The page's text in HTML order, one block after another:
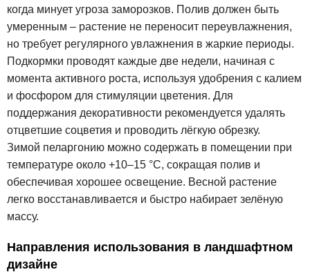
когда минует угроза заморозков. Полив должен быть
умеренным – растение не переносит переувлажнения,
но требует регулярного увлажнения в жаркие периоды.
Подкормки проводят каждые две недели, начиная с
момента активного роста, используя удобрения с калием
и фосфором для стимуляции цветения. Для
поддержания декоративности рекомендуется удалять
отцветшие соцветия и проводить лёгкую обрезку.
Зимой пеларгонию можно содержать в помещении при
температуре около +10–15 °C, сокращая полив и
обеспечивая хорошее освещение. Весной растение
легко восстанавливается и быстро набирает зелёную
массу.
Направления использования в ландшафтном
дизайне